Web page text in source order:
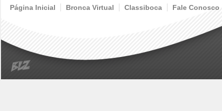
Página Inicial Bronca Virtual Classiboca Fale Conosco